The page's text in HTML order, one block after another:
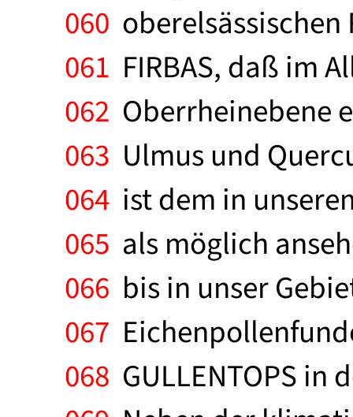
060 oberelsässischen
061 FIRBAS, daß im
062 Oberrheinebene
063 Ulmus und
064 ist dem in
065 als möglich
066 bis in unser
067
068 GULLENTOPS